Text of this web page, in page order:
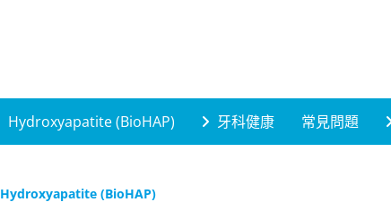
Hydroxyapatite (BioHAP) 牙科健康 常見問題
Hydroxyapatite (BioHAP)